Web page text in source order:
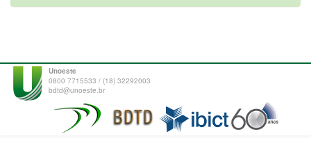
Unoeste
0800 7715533 / (18) 32292003
bdtd@unoeste.br